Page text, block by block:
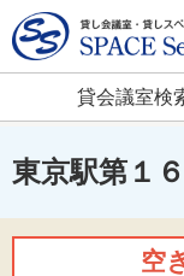
貸会議室検
東京駅第１
空